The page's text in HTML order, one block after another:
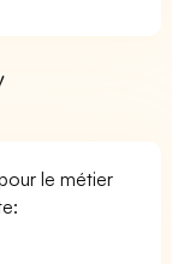
le métier